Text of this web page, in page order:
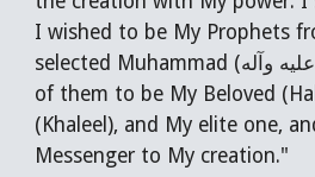
I wished to be My Prophets
selected Muhammad (صلى الله عليه وآله) from all
of them to be My Beloved
(Khaleel), and My elite one,
Messenger to My creation."